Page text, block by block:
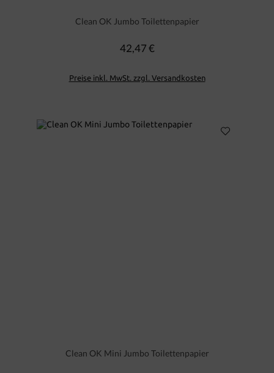
Clean OK Jumbo Toilettenpapier
Regulärer Preis:
42,47 €
Preise inkl. MwSt. zzgl. Versandkosten
Clean OK Mini Jumbo Toilettenpapier